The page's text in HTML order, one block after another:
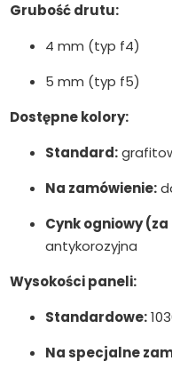
Grubość drutu:
4 mm (typ f4)
5 mm (typ f5)
Dostępne kolory:
Standard:
Na zamówienie:
Cynk ogniowy
antykorozyjna
Wysokości paneli:
Standardowe:
Na specjalne